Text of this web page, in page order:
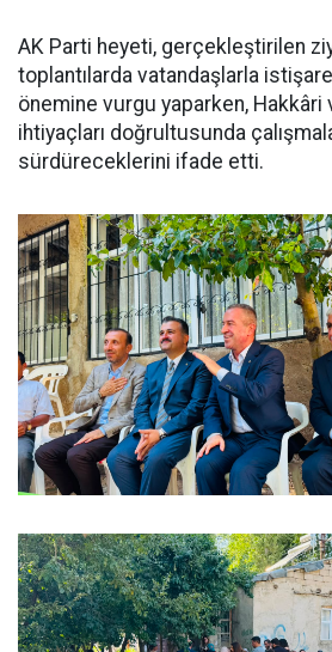
AK Parti heyeti, gerçekleştirilen
toplantılarda vatandaşlarla
önemine vurgu yaparken, Hakkâri
ihtiyaçları doğrultusunda
sürdüreceklerini ifade etti.